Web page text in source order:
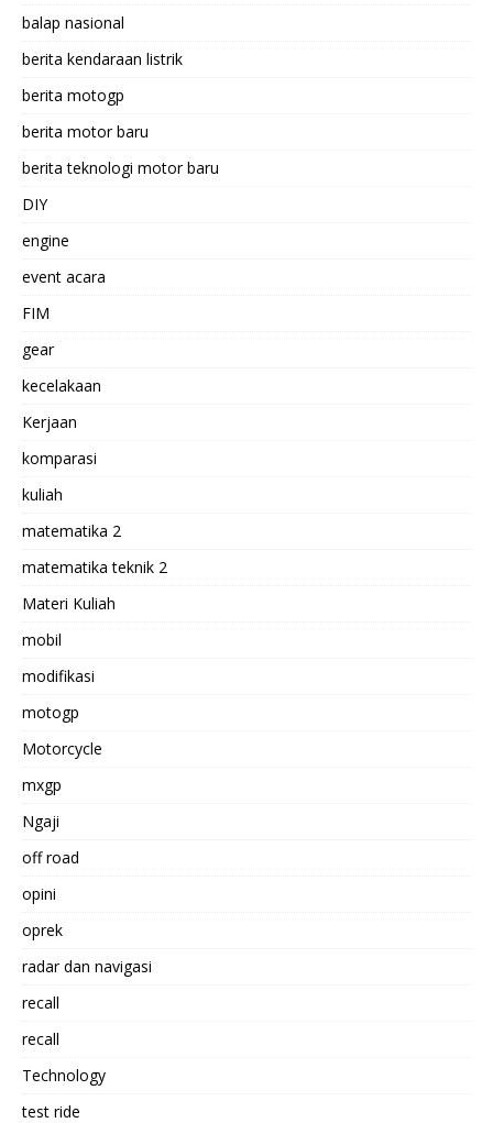
balap nasional
berita kendaraan listrik
berita motogp
berita motor baru
berita teknologi motor baru
DIY
engine
event acara
FIM
gear
kecelakaan
Kerjaan
komparasi
kuliah
matematika 2
matematika teknik 2
Materi Kuliah
mobil
modifikasi
motogp
Motorcycle
mxgp
Ngaji
off road
opini
oprek
radar dan navigasi
recall
recall
Technology
test ride